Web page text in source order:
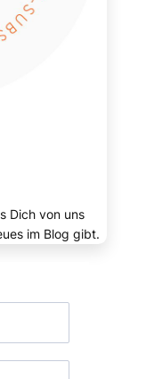
Dich von uns
im Blog gibt.